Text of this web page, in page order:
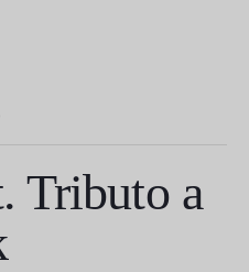
Tributo a